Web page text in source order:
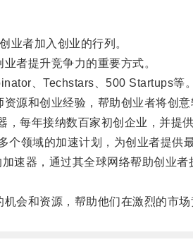
者加入创业的行列。
者提升竞争力的重要方式。
、Techstars、500 Startups等。
和创业经验，帮助创业者将创意
年接纳数百家初创企业，并提供
领域的加速计划，为创业者提供最
器，通过其全球网络帮助创业者
和资源，帮助他们在激烈的市场